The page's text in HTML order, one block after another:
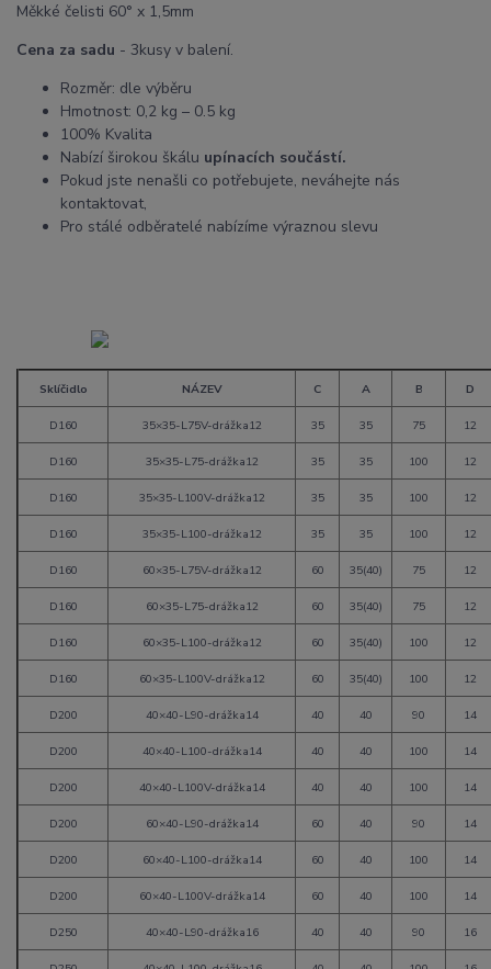
Měkké čelisti 60° x 1,5mm
Cena za sadu - 3kusy v balení.
Rozměr: dle výběru
Hmotnost: 0,2 kg – 0.5 kg
100% Kvalita
Nabízí širokou škálu upínacích součástí.
Pokud jste nenašli co potřebujete, neváhejte nás
kontaktovat,
Pro stálé odběratelé nabízíme výraznou slevu
Sklíčidlo NÁZEV C A B D
D160 35×35-L75V-drážka12 35 35 75 12
D160 35×35-L75-drážka12 35 35 100 12
D160 35×35-L100V-drážka12 35 35 100 12
D160 35×35-L100-drážka12 35 35 100 12
D160 60×35-L75V-drážka12 60 35(40) 75 12
D160 60×35-L75-drážka12 60 35(40) 75 12
D160 60×35-L100-drážka12 60 35(40) 100 12
D160 60×35-L100V-drážka12 60 35(40) 100 12
D200 40×40-L90-drážka14 40 40 90 14
D200 40×40-L100-drážka14 40 40 100 14
D200 40×40-L100V-drážka14 40 40 100 14
D200 60×40-L90-drážka14 60 40 90 14
D200 60×40-L100-drážka14 60 40 100 14
D200 60×40-L100V-drážka14 60 40 100 14
D250 40×40-L90-drážka16 40 40 90 16